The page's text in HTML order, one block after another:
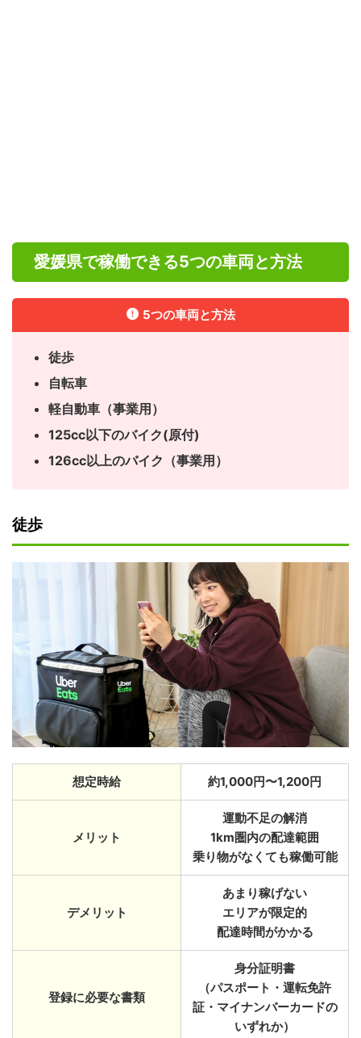
愛媛県で稼働できる5つの車両と方法
5つの車両と方法
徒歩
自転車
軽自動車（事業用）
125cc以下のバイク(原付)
126cc以上のバイク（事業用）
徒歩
想定時給 約1,000円〜1,200円
メリット
運動不足の解消
1km圏内の配達範囲
乗り物がなくても稼働可能
デメリット
あまり稼げない
エリアが限定的
配達時間がかかる
登録に必要な書類
身分証明書
（パスポート・運転免許
証・マイナンバーカードの
いずれか）